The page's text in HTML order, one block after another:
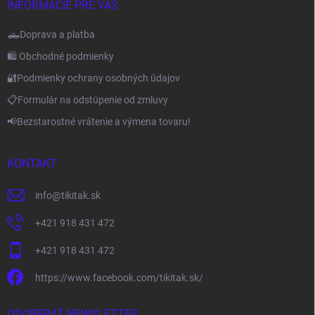
INFORMÁCIE PRE VÁS
🛻Doprava a platba
🛍️ Obchodné podmienky
🔐Podmienky ochrany osobných údajov
📋Formulár na odstúpenie od zmluvy
📢Bezstarostné vrátenie a výmena tovaru!
KONTAKT
info@tikitak.sk
+421 918 431 472
+421 918 431 472
https://www.facebook.com/tikitak.sk/